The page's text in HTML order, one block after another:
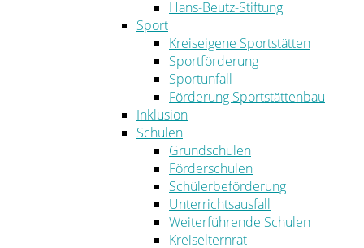
Hans-Beutz-Stiftung
Sport
Kreiseigene Sportstätten
Sportförderung
Sportunfall
Förderung Sportstättenbau
Inklusion
Schulen
Grundschulen
Förderschulen
Schülerbeförderung
Unterrichtsausfall
Weiterführende Schulen
Kreiselternrat